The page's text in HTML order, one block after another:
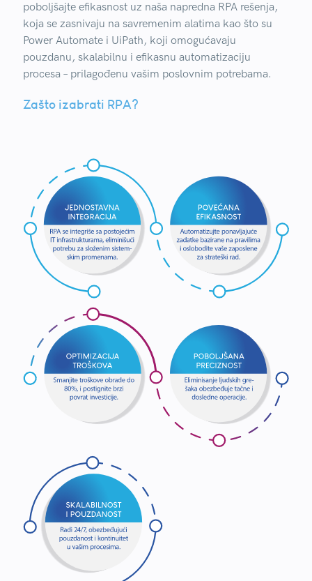
poboljšajte efikasnost uz naša napredna RPA rešenja,
koja se zasnivaju na savremenim alatima kao što su
Power Automate i UiPath, koji omogućavaju
pouzdanu, skalabilnu i efikasnu automatizaciju
procesa – prilagođenu vašim poslovnim potrebama.
Zašto izabrati RPA?